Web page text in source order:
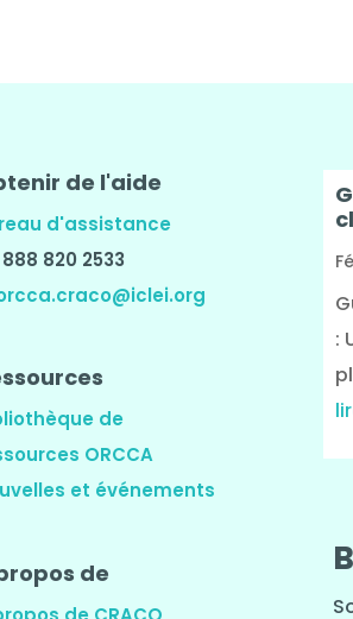
de l'aide
d'assistance
888 820 2533
de
ORCCA
et événements
de
: